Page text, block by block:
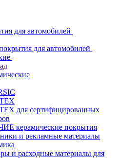
для автомобилей
для автомобилей
для сертифицированных
керамические покрытия
и рекламные материалы
и расходные материалы для